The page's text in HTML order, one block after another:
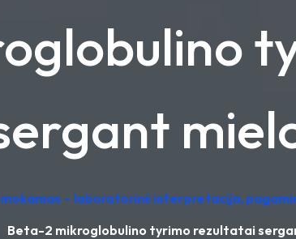
– laboratorinė interpretacija,
Beta-2 mikroglobulino tyrimo rezultatai